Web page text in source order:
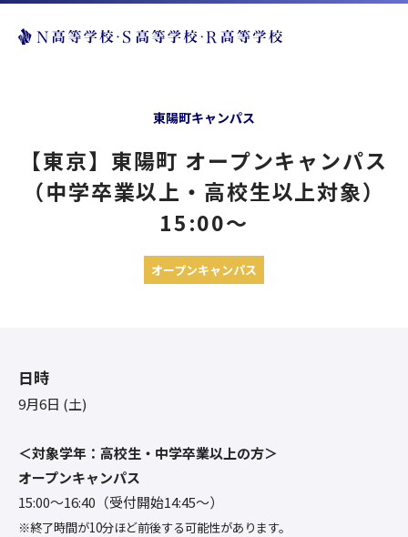
東陽町キャンパス
【東京】東陽町 オープンキャンパス
（中学卒業以上・高校生以上対象）
15:00〜
オープンキャンパス
日時
9月6日 (土)
＜対象学年：高校生・中学卒業以上の方＞
オープンキャンパス
15:00〜16:40（受付開始14:45～）
※終了時間が10分ほど前後する可能性があります。